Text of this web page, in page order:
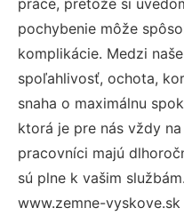
práce, pretože si
pochybenie môže
komplikácie. Medzi
spoľahlivosť, ochota,
snaha o maximálnu
ktorá je pre nás vždy
pracovníci majú
sú plne k vašim službám.
www.zemne-